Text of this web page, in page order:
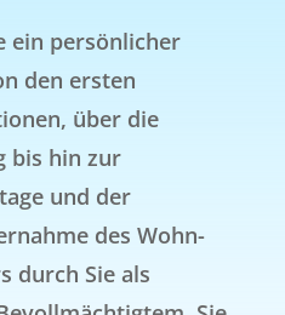
ein persönlicher
den ersten
über die
bis hin zur
und der
des Wohn-
durch Sie als